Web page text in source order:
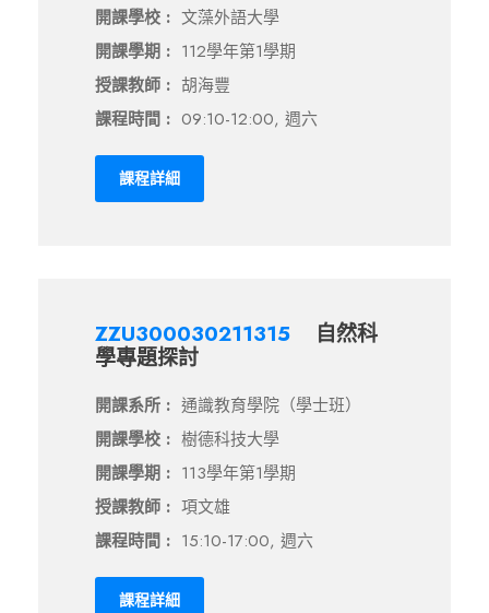
開課學校 : 文藻外語大學
開課學期 : 112學年第1學期
授課教師 : 胡海豐
課程時間 : 09:10-12:00, 週六
課程詳細
ZZU300030211315
自然科
學專題探討
開課系所 : 通識教育學院（學士班）
開課學校 : 樹德科技大學
開課學期 : 113學年第1學期
授課教師 : 項文雄
課程時間 : 15:10-17:00, 週六
課程詳細